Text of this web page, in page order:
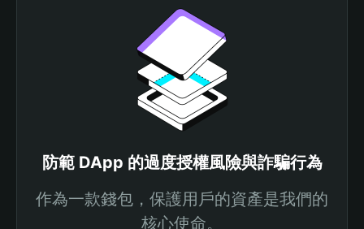
防範 DApp 的過度授權風險與詐騙行為
作為一款錢包，保護用戶的資產是我們的
核心使命。